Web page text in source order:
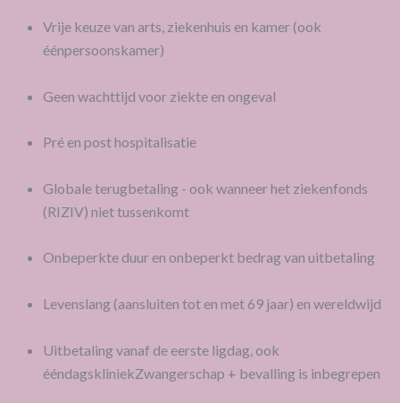
Vrije keuze van arts, ziekenhuis en kamer (ook
éénpersoonskamer)
Geen wachttijd voor ziekte en ongeval
Pré en post hospitalisatie
Globale terugbetaling - ook wanneer het ziekenfonds
(RIZIV) niet tussenkomt
Onbeperkte duur en onbeperkt bedrag van uitbetaling
Levenslang (aansluiten tot en met 69 jaar) en wereldwijd
Uitbetaling vanaf de eerste ligdag, ook
ééndagskliniekZwangerschap + bevalling is inbegrepen